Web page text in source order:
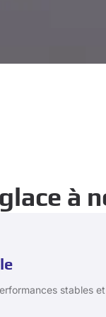
à
stables